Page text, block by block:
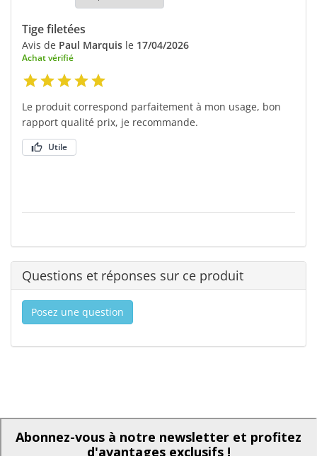
Tige filetées
Avis de Paul Marquis le 17/04/2026
Achat vérifié
Le produit correspond parfaitement à mon usage, bon
rapport qualité prix, je recommande.
Utile
Questions et réponses sur ce produit
Posez une question